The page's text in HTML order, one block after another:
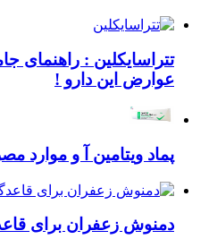
تتراسایکلین : راهنمای
عوارض این دارو !
پماد ویتامین آ و موارد
دمنوش زعفران برای